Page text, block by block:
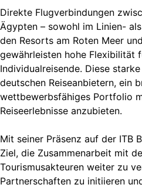
Direkte Flugverbindungen
Ägypten – sowohl im Linien-
den Resorts am Roten Meer
gewährleisten hohe Flexibilität
Individualreisende. Diese
deutschen Reiseanbietern, ein
wettbewerbsfähiges Portfolio
Reiseerlebnisse anzubieten.
Mit seiner Präsenz auf der ITB
Ziel, die Zusammenarbeit mit
Tourismusakteuren weiter zu
Partnerschaften zu initiieren